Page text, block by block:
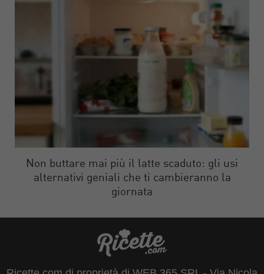
Non buttare mai più il latte scaduto: gli usi
alternativi geniali che ti cambieranno la
giornata